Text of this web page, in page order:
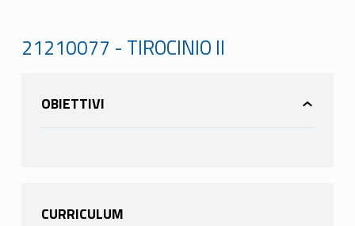
21210077 - TIROCINIO II
OBIETTIVI
CURRICULUM